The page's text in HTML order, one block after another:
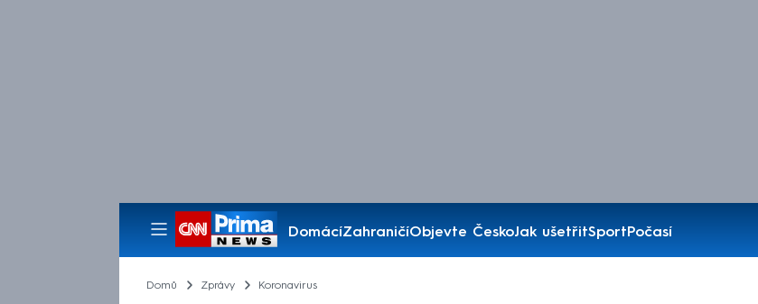
DomácíZahraničíObjevte ČeskoJak ušetřitSportPočasí
Pořady
Domů Zprávy Koronavirus